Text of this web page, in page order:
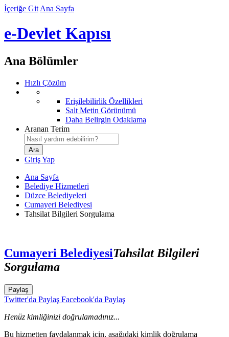
İçeriğe Git Ana Sayfa
e-Devlet Kapısı
Ana Bölümler
Hızlı Çözüm
Erişilebilirlik Özellikleri
Salt Metin Görünümü
Daha Belirgin Odaklama
Aranan Terim
Giriş Yap
Ana Sayfa
Belediye Hizmetleri
Düzce Belediyeleri
Cumayeri Belediyesi
Tahsilat Bilgileri Sorgulama
Cumayeri BelediyesiTahsilat Bilgileri
Sorgulama
Paylaş
Twitter'da Paylaş Facebook'da Paylaş
Henüz kimliğinizi doğrulamadınız...
Bu hizmetten faydalanmak için, aşağıdaki kimlik doğrulama